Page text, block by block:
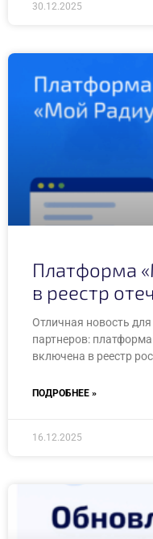
30.12.2025
Платформа
в реестр
Отличная новость
партнеров:
включена в реестр
ПОДРОБНЕЕ »
16.12.2025